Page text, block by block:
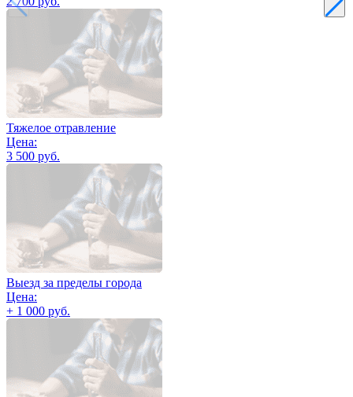
Тяжелое отравление
Цена:
3 500 руб.
Выезд за пределы города
Цена:
+ 1 000 руб.